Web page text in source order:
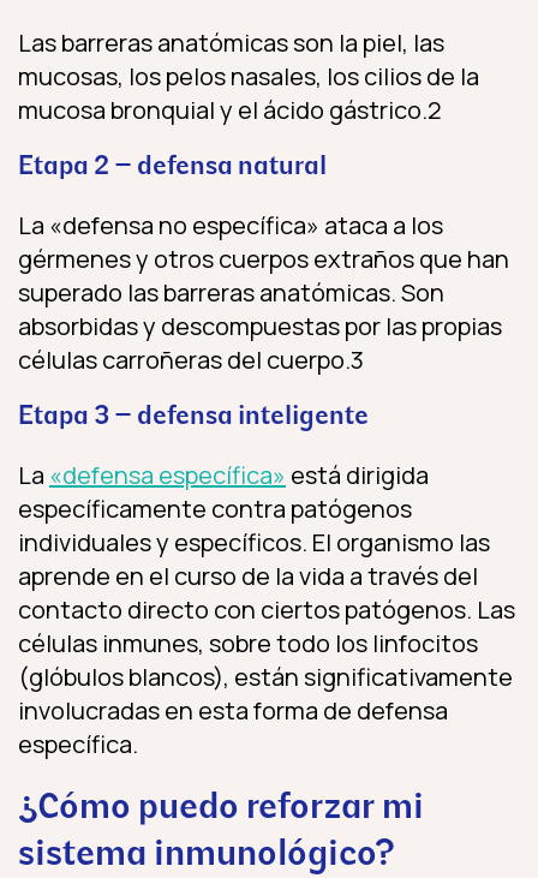
Las barreras anatómicas son la piel, las
mucosas, los pelos nasales, los cilios de la
mucosa bronquial y el ácido gástrico.2
Etapa 2 – defensa natural
La «defensa no específica» ataca a los
gérmenes y otros cuerpos extraños que han
superado las barreras anatómicas. Son
absorbidas y descompuestas por las propias
células carroñeras del cuerpo.3
Etapa 3 – defensa inteligente
La «defensa específica» está dirigida
específicamente contra patógenos
individuales y específicos. El organismo las
aprende en el curso de la vida a través del
contacto directo con ciertos patógenos. Las
células inmunes, sobre todo los linfocitos
(glóbulos blancos), están significativamente
involucradas en esta forma de defensa
específica.
¿Cómo puedo reforzar mi
sistema inmunológico?